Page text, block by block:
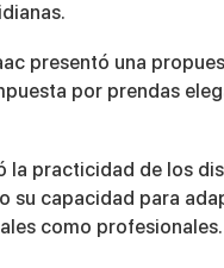
presentó una
por prendas
la practicidad de los
su capacidad para
como profesionales.